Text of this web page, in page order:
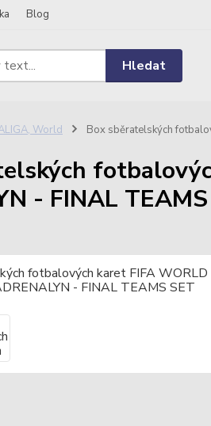
Blog
Hledat
World Box sběratelských
- FINAL